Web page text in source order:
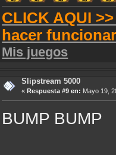
CLICK AQUI
hacer
Mis juegos
Slipstream 5000
« Respuesta #9 en: Mayo 19,
BUMP BUMP